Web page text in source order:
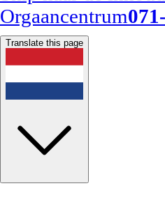
Orgaancentrum
Translate this page